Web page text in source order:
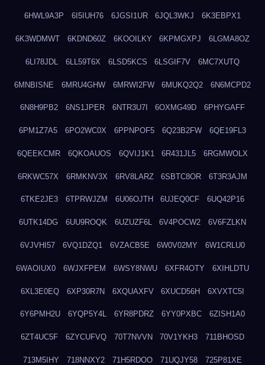
6HWL9A3P 6I5IUH76 6JGSI1UR 6JQL3WKJ 6K3EBPX1
6K3WDMWT 6KDND60Z 6KOOILKY 6KPMGXPJ 6LGMA8OZ
6LI78JDL 6LL59T6X 6LSD5KCS 6LSGIF7V 6MC7XUTQ
6MNBISNE 6MRU4GHW 6MRWI2FW 6MUKQ2Q2 6N6MCPD2
6N8H9PB2 6NS1JPER 6NTR3U7I 6OXMG49D 6PHYGAFF
6PM1Z7A5 6PO2WC0X 6PPNPOF5 6Q23B2FW 6QE19FL3
6QEEKCMR 6QKOAUOS 6QVIJ1K1 6R431JL5 6RGMWOLX
6RKWC57X 6RMKNV3X 6RV8LARZ 6SBTC8OR 6T3R3AJM
6TKE2JE3 6TPRWJZM 6U06OJTH 6UJEQ0CF 6UQ42P16
6UTK14DG 6UU9ROQK 6UZUZF6L 6V4POCW2 6V6FZLKN
6VJVHI57 6VQ1DZQ1 6VZACB5E 6W0V02MY 6W1CRLU0
6WAOIUX0 6WJXFPEM 6WSY8NWU 6XFR4OTY 6XIHLDTU
6XL3E0EQ 6XP30R7N 6XQUAXFV 6XUCD56H 6XVXTC5I
6Y6PMH2U 6YQP5Y4L 6YR8PDRZ 6YY0PXBC 6ZISH1A0
6ZT4UC5F 6ZYCUFVQ 70T7NVVN 70V1YKH3 711BHOSD
713M5IHY 718NNXY2 71H5RDOO 71UQJY58 725P81XE